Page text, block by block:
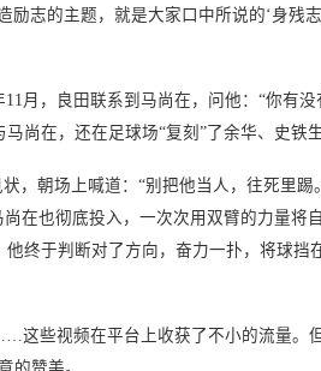
志的主题，就是大家口中所说的‘身残
月，良田联系到马尚在，问他：“你有
尚在，还在足球场“复刻”了余华、史
朝场上喊道：“别把他当人，往死里踢
在也彻底投入，一次次用双臂的力量将
终于判断对了方向，奋力一扑，将球挡
些视频在平台上收获了不小的流量。